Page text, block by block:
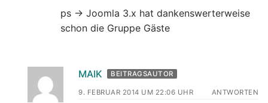
ps -> Joomla 3.x hat dankenswerterweise
schon die Gruppe Gäste
MAIK BEITRAGSAUTOR
9. FEBRUAR 2014 UM 22:06 UHR ANTWORTEN